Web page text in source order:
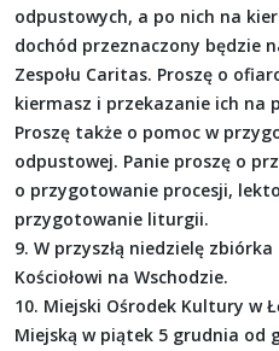
odpustowych, a po nich na
dochód przeznaczony będzie
Zespołu Caritas. Proszę o
kiermasz i przekazanie ich na
Proszę także o pomoc w
odpustowej. Panie proszę o
o przygotowanie procesji,
przygotowanie liturgii.
9. W przyszłą niedzielę
Kościołowi na Wschodzie.
10. Miejski Ośrodek Kultury w
Miejską w piątek 5 grudnia od